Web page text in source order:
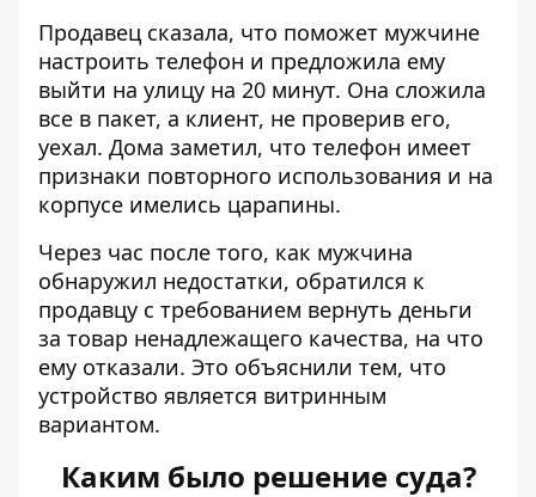
Продавец сказала, что поможет мужчине
настроить телефон и предложила ему
выйти на улицу на 20 минут. Она сложила
все в пакет, а клиент, не проверив его,
уехал. Дома заметил, что телефон имеет
признаки повторного использования и на
корпусе имелись царапины.
Через час после того, как мужчина
обнаружил недостатки, обратился к
продавцу с требованием вернуть деньги
за товар ненадлежащего качества, на что
ему отказали. Это объяснили тем, что
устройство является витринным
вариантом.
Каким было решение суда?